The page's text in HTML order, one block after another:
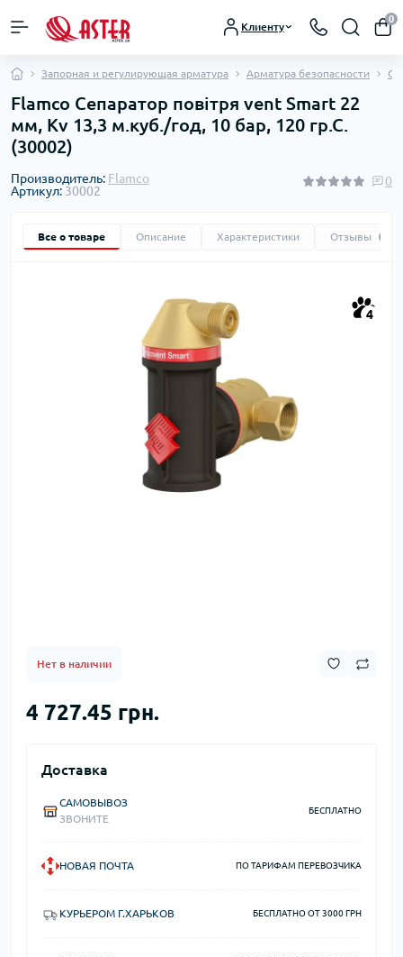
Клиенту
0
Запорная и регулирующая арматура Арматура безопасности
Flamco Сепаратор повітря vent Smart 22
мм, Kv 13,3 м.куб./год, 10 бар, 120 гр.С.
(30002)
Производитель: Flamco
Артикул: 30002
0
Все о товаре Описание Характеристики Отзывы
4
Нет в наличии
4 727.45 грн.
Доставка
САМОВЫВОЗ
ЗВОНИТЕ
БЕСПЛАТНО
НОВАЯ ПОЧТА ПО ТАРИФАМ ПЕРЕВОЗЧИКА
КУРЬЕРОМ Г.ХАРЬКОВ БЕСПЛАТНО ОТ 3000 ГРН